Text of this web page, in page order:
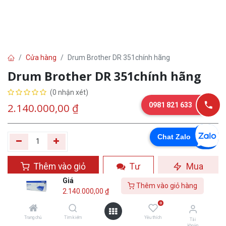
Giá
2.140.000,00 ₫
Thêm vào giỏ hàng
Trang chủ Tìm kiếm
0
Yêu thích
Tài
Cửa hàng Drum Brother DR 351chính hãng
Drum Brother DR 351chính hãng
(0 nhận xét)
2.140.000,00 ₫
Thêm vào giỏ
hàng
Tư
Mua
Chat Zalo
0981 821 633